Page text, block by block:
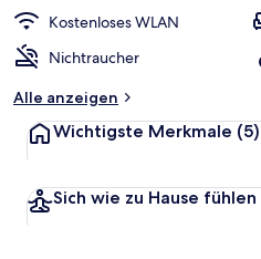
Kostenloses WLAN
Nichtraucher
Alle anzeigen
Wichtigste Merkmale (5)
Sich wie zu Hause fühlen